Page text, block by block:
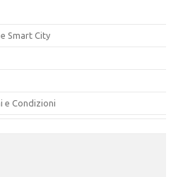
Smart City
e Condizioni